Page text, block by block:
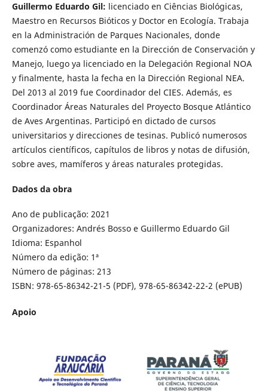
Guillermo Eduardo Gil: licenciado en Ciências Biológicas,
Maestro en Recursos Bióticos y Doctor en Ecología. Trabaja
en la Administración de Parques Nacionales, donde
comenzó como estudiante en la Dirección de Conservación y
Manejo, luego ya licenciado en la Delegación Regional NOA
y finalmente, hasta la fecha en la Dirección Regional NEA.
Del 2013 al 2019 fue Coordinador del CIES. Además, es
Coordinador Áreas Naturales del Proyecto Bosque Atlántico
de Aves Argentinas. Participó en dictado de cursos
universitarios y direcciones de tesinas. Publicó numerosos
artículos científicos, capítulos de libros y notas de difusión,
sobre aves, mamíferos y áreas naturales protegidas.
Dados da obra
Ano de publicação: 2021
Organizadores: Andrés Bosso e Guillermo Eduardo Gil
Idioma: Espanhol
Número da edição: 1ª
Número de páginas: 213
ISBN: 978-65-86342-21-5 (PDF), 978-65-86342-22-2 (ePUB)
Apoio